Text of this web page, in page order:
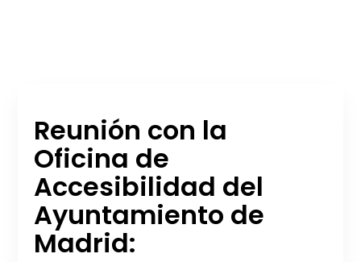
Reunión con la
Oficina de
Accesibilidad del
Ayuntamiento de
Madrid: